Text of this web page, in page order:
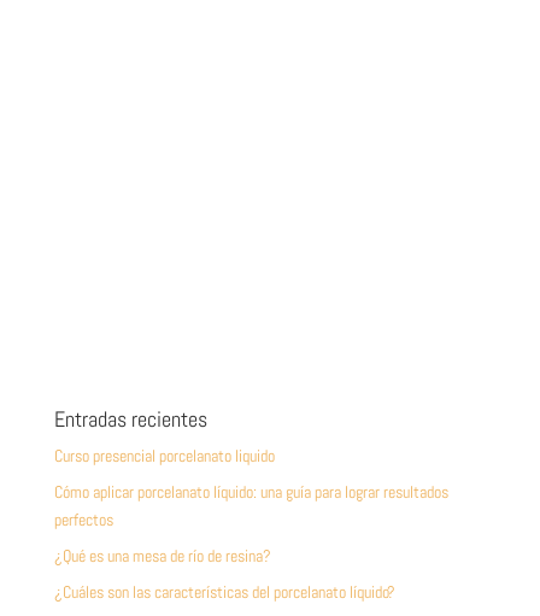
Entradas recientes
Curso presencial porcelanato liquido
Cómo aplicar porcelanato líquido: una guía para lograr resultados
perfectos
¿Qué es una mesa de río de resina?
¿Cuáles son las características del porcelanato líquido?